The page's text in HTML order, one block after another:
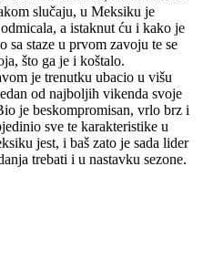
slučaju, u Meksiku je
a istaknut ću i kako je
staze u prvom zavoju te se
što ga je i koštalo.
je trenutku ubacio u višu
od najboljih vikenda svoje
je beskompromisan, vrlo brz i
sve te karakteristike u
jest, i baš zato je sada lider
trebati i u nastavku sezone.